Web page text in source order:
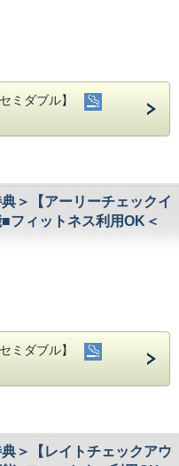
ミダブル】
＞【アーリーチェックイ
フィットネス利用OK＜
ミダブル】
＞【レイトチェックアウ